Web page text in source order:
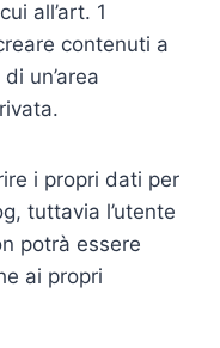
all’art. 1
contenuti a
un’area
i propri dati per
tuttavia l’utente
potrà essere
ai propri